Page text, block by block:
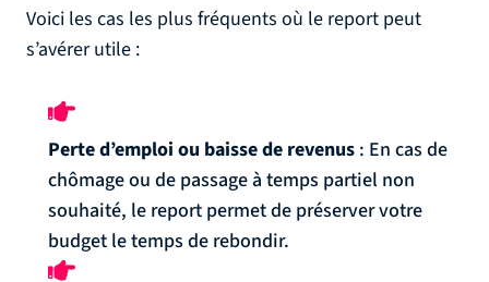
Voici les cas les plus fréquents où le report peut
s’avérer utile :
Perte d’emploi ou baisse de revenus : En cas de
chômage ou de passage à temps partiel non
souhaité, le report permet de préserver votre
budget le temps de rebondir.